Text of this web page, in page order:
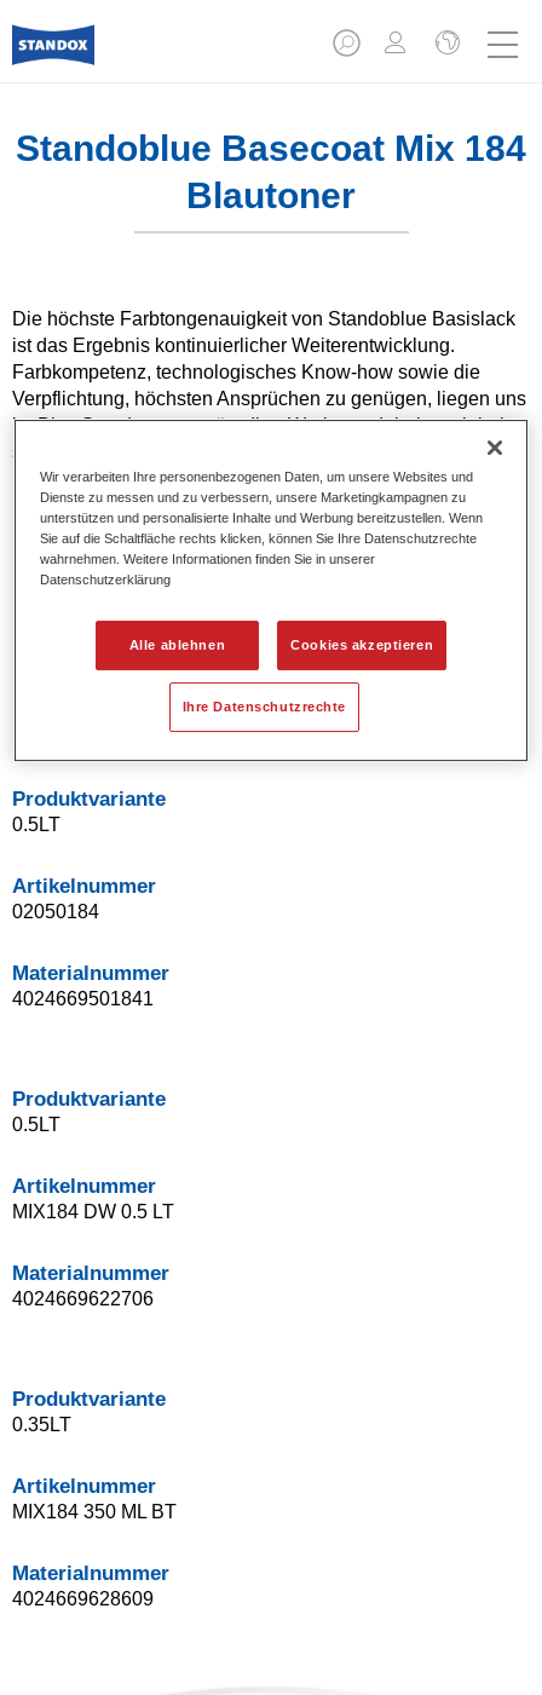
Standoblue Basecoat Mix 184
Blautoner
Die höchste Farbtongenauigkeit von Standoblue Basislack
ist das Ergebnis kontinuierlicher Weiterentwicklung.
Farbkompetenz, technologisches Know-how sowie die
Verpflichtung, höchsten Ansprüchen zu genügen, liegen uns
im Blut. Standox unterstützt Ihre Werkstatt dabei, auch bei
speziellen Reparaturaufträgen und nicht alltäglichen
Farbtönen hervorragende Ergebnisse zu erzielen.
Produktmerkmale
Uni- und Spezialeffekt-Farbtöne.
Ausgezeichnete Farbtongenauigkeit.
Ausgezeichnetes Deckvermögen.
Ermöglicht Reparaturlackierungen ohne Übergänge.
Hervorragend zur Beilackierung geeignet.
Kann gehärtet werden.
Effiziente Lackierung in einem Arbeitsgang.
Produktvariante
0.5LT
Artikelnummer
02050184
Materialnummer
4024669501841
Produktvariante
0.5LT
Artikelnummer
MIX184 DW 0.5 LT
Materialnummer
4024669622706
Produktvariante
0.35LT
Artikelnummer
MIX184 350 ML BT
Materialnummer
4024669628609
Wir verarbeiten Ihre personenbezogenen Daten, um unsere Websites und
Dienste zu messen und zu verbessern, unsere Marketingkampagnen zu
unterstützen und personalisierte Inhalte und Werbung bereitzustellen. Wenn
Sie auf die Schaltfläche rechts klicken, können Sie Ihre Datenschutzrechte
wahrnehmen. Weitere Informationen finden Sie in unserer
Datenschutzerklärung
Alle ablehnen Cookies akzeptieren
Ihre Datenschutzrechte